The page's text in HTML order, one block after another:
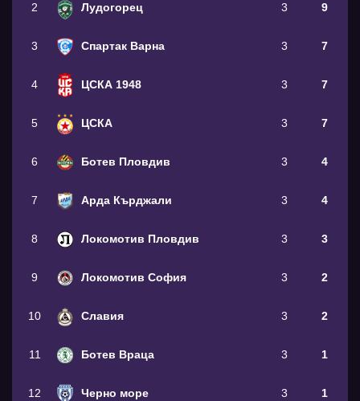
2 Лудогорец 3 9
3 Спартак Варна 3 7
4 ЦСКА 1948 3 7
5 ЦСКА 3 7
6 Ботев Пловдив 3 4
7 Арда Кърджали 3 4
8 Локомотив Пловдив 3 3
9 Локомотив София 3 2
10 Славия 3 2
11 Ботев Враца 3 1
12 Черно море 3 1